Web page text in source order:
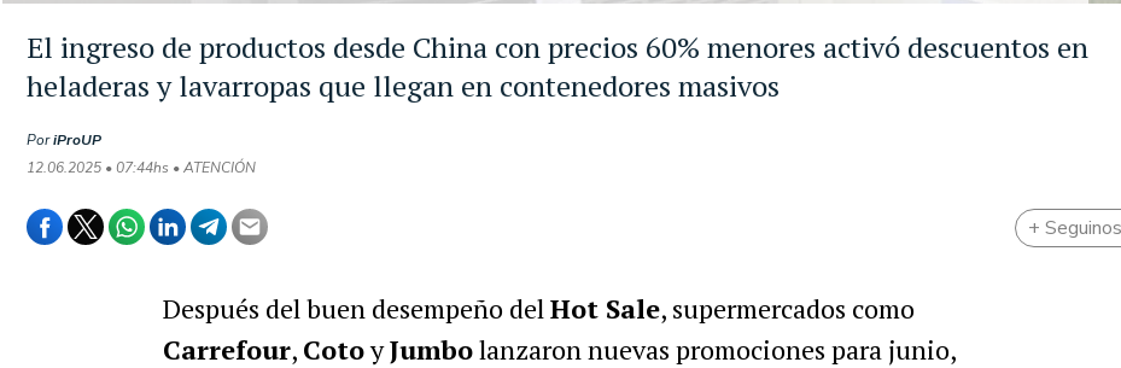
El ingreso de productos desde China con precios 60% menores activó descuentos en
heladeras y lavarropas que llegan en contenedores masivos
PoriProUP
12.06.2025 • 07:44hs • ATENCIÓN
+
Después del buen desempeño delHot Sale, supermercados como
Carrefour, CotoyJumbolanzaron nuevas promociones para junio,